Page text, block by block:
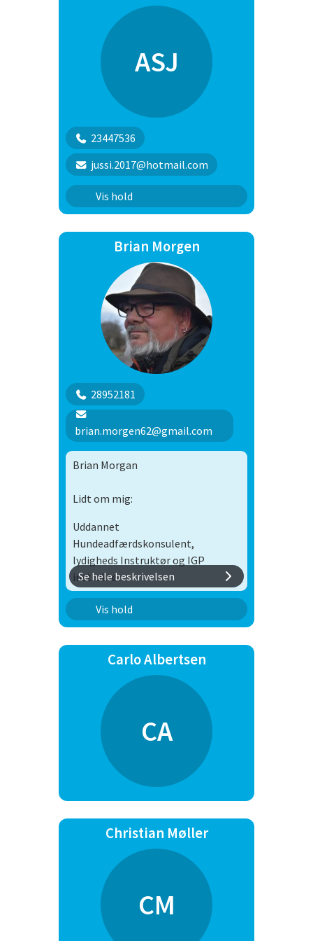
ASJ
23447536
jussi.2017@hotmail.com
Vis hold
familiehuundehold
Brian Morgen
28952181
brian.morgen62@gmail.com
Brian Morgan
Lidt om mig:
Uddannet
Hundeadfærdskonsulent,
lydigheds Instruktør og IGP
instruktør.
Født i 1962.
Jeg har haft 5 hunde gennem
tiderne, 4 schæfere og en karelsk
bjørnehund. Jeg har trænet
konkurrence lydighed siden 2001
og har været deltager ved DM 6
gange. Jeg har arbejdet med hund
siden 1982 og trænet i forskellige
Mener mange adfærdsproblemer
kunne undgås hvis vi som
mennesker forstod hvad vores
firbenede venner prøver at
fortæller os med de signaler de
giver. Opfatter racebestemt
Se hele beskrivelsen
Vis hold
B hold
Carlo Albertsen
CA
Christian Møller
CM